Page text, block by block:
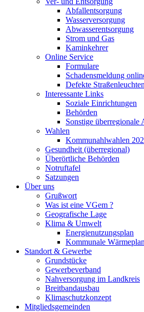
Abfallentsorgung
Wasserversorgung
Abwasserentsorgung
Strom und Gas
Kaminkehrer
Online Service
Formulare
Schadensmeldung
Defekte
Interessante Links
Soziale Einrichtungen
Behörden
Sonstige überregionale
Wahlen
Kommunahlwahlen
Gesundheit (überregional)
Überörtliche Behörden
Notruftafel
Satzungen
Über uns
Grußwort
Was ist eine VGem ?
Geografische Lage
Klima & Umwelt
Energienutzungsplan
Kommunale
Standort & Gewerbe
Grundstücke
Gewerbeverband
Nahversorgung im Landkreis
Breitbandausbau
Klimaschutzkonzept
Mitgliedsgemeinden